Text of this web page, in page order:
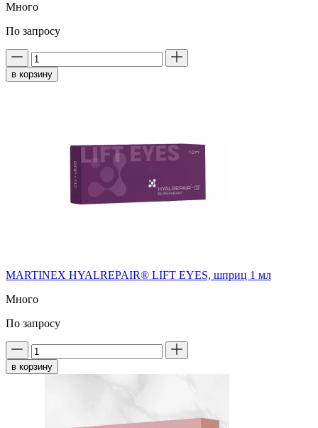
Много
По запросу
в корзину
MARTINEX HYALREPAIR® LIFT EYES, шприц 1 мл
Много
По запросу
в корзину